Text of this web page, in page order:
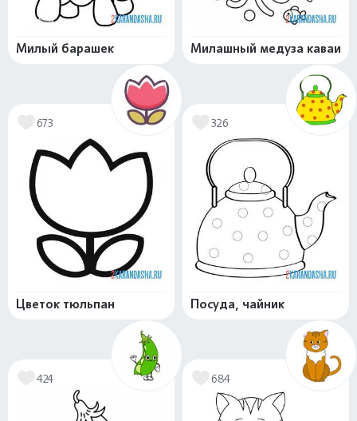
Милый барашек Милашный медуза каваи
673
Цветок тюльпан
326
Посуда, чайник
424 684